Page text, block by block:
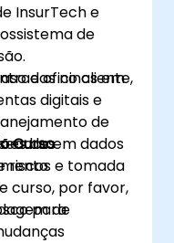
InsurTech e
de
no cliente,
digitais e
em dados
riscos e tomada
de
e oficinas em
de
dos
Curso
curso, por favor,
para